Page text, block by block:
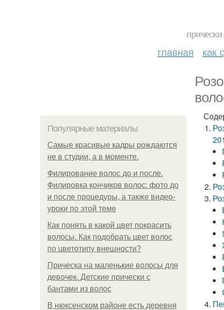
главная как
Популярные материалы
Самые красивые кадры рождаются
не в студии, а в моменте.
Филирование волос до и после.
Филировка кончиков волос: фото до
и после процедуры, а также видео-
уроки по этой теме
Как понять в какой цвет покрасить
волосы. Как подобрать цвет волос
по цветотипу внешности?
Прическа на маленькие волосы для
девочек. Детские прически с
бантами из волос
В нюксенском районе есть деревня